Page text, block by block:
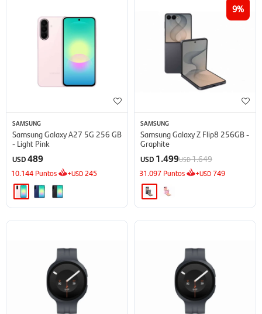
SAMSUNG
Samsung Galaxy A27 5G 256 GB
- Light Pink
USD489
10.144 Puntos +USD 245
9
SAMSUNG
Samsung Galaxy Z Flip8 256GB -
Graphite
USD 1.499USD1.649
31.097 Puntos +USD749